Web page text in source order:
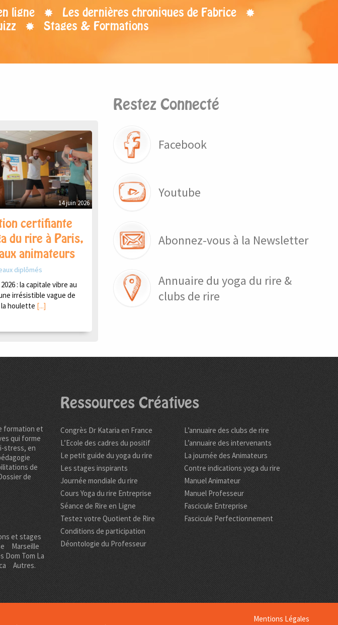
ligne
Les dernières chroniques de Fabrice
Stages & Formations
14 juin 2026
certifiante
du rire à Paris,
animateurs
diplômés
: la capitale vibre au
irrésistible vague de
la houlette [...]
Restez Connecté
Facebook
Youtube
Abonnez-vous à la Newsletter
Annuaire du yoga du rire &
clubs de rire
formation et
qui forme
stress, en
de
de
et stages
Marseille
Dom Tom La
Autres.
Ressources Créatives
Congrès Dr Kataria en France
L’Ecole des cadres du positif
Le petit guide du yoga du rire
Les stages inspirants
Journée mondiale du rire
Cours Yoga du rire Entreprise
Séance de Rire en Ligne
Testez votre Quotient de Rire
Conditions de participation
Déontologie du Professeur
L’annuaire des clubs de rire
L’annuaire des intervenants
La journée des Animateurs
Contre indications yoga du rire
Manuel Animateur
Manuel Professeur
Fascicule Entreprise
Fascicule Perfectionnement
Mentions Légales